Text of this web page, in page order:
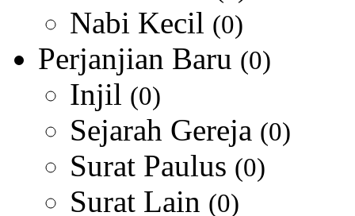
Nabi Kecil (0)
Perjanjian Baru (0)
Injil (0)
Sejarah Gereja (0)
Surat Paulus (0)
Surat Lain (0)